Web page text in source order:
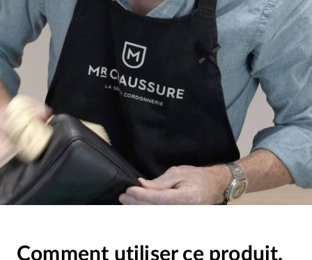
Comment utiliser ce produit.